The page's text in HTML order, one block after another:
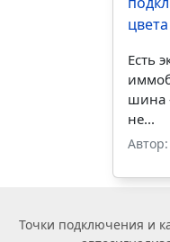
Есть
шина
не...
Точки подключения и